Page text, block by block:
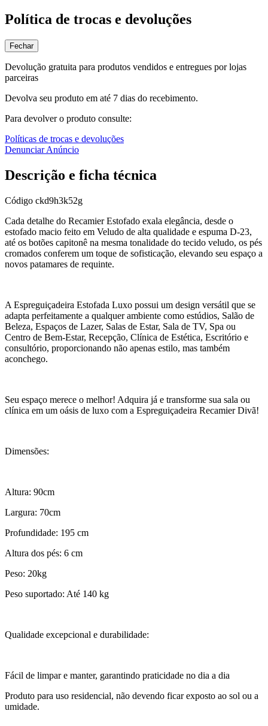
Política de trocas e devoluções
Fechar
Devolução gratuita para produtos vendidos e entregues por lojas
parceiras
Devolva seu produto em até 7 dias do recebimento.
Para devolver o produto consulte:
Políticas de trocas e devoluções
Denunciar Anúncio
Descrição e ficha técnica
Código ckd9h3k52g
Cada detalhe do Recamier Estofado exala elegância, desde o
estofado macio feito em Veludo de alta qualidade e espuma D-23,
até os botões capitonê na mesma tonalidade do tecido veludo, os pés
cromados conferem um toque de sofisticação, elevando seu espaço a
novos patamares de requinte.
A Espreguiçadeira Estofada Luxo possui um design versátil que se
adapta perfeitamente a qualquer ambiente como estúdios, Salão de
Beleza, Espaços de Lazer, Salas de Estar, Sala de TV, Spa ou
Centro de Bem-Estar, Recepção, Clínica de Estética, Escritório e
consultório, proporcionando não apenas estilo, mas também
aconchego.
Seu espaço merece o melhor! Adquira já e transforme sua sala ou
clínica em um oásis de luxo com a Espreguiçadeira Recamier Divã!
Dimensões:
Altura: 90cm
Largura: 70cm
Profundidade: 195 cm
Altura dos pés: 6 cm
Peso: 20kg
Peso suportado: Até 140 kg
Qualidade excepcional e durabilidade:
Fácil de limpar e manter, garantindo praticidade no dia a dia
Produto para uso residencial, não devendo ficar exposto ao sol ou a
umidade.